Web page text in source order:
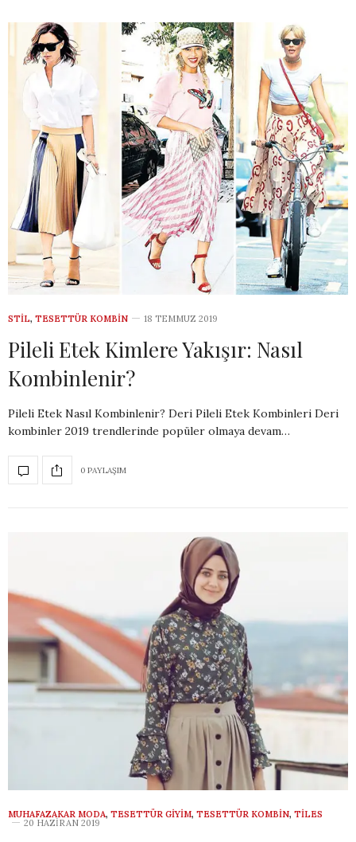
STIL, TESETTÜR KOMBIN 18 TEMMUZ 2019
Pileli Etek Kimlere Yakışır: Nasıl
Kombinlenir?
Pileli Etek Nasıl Kombinlenir? Deri Pileli Etek Kombinleri Deri
kombinler 2019 trendlerinde popüler olmaya devam…
0 PAYLAŞIM
MUHAFAZAKAR MODA, TESETTÜR GIYIM, TESETTÜR KOMBIN, TILES
20 HAZIRAN 2019